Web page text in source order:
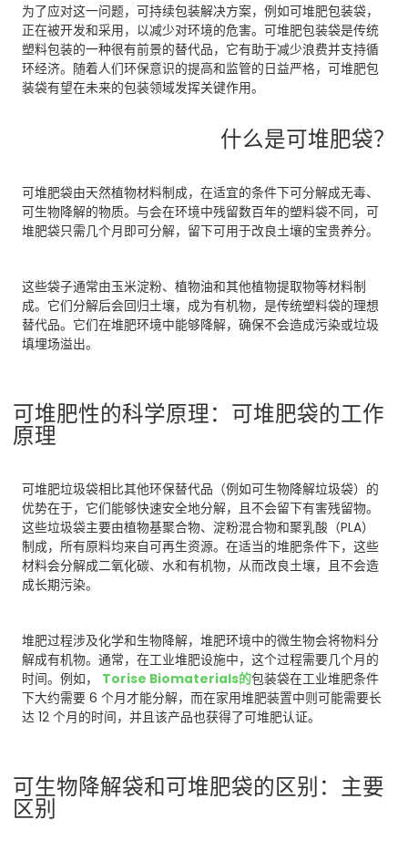
为了应对这一问题，可持续包装解决方案，例如可堆肥包装袋，
正在被开发和采用，以减少对环境的危害。可堆肥包装袋是传统
塑料包装的一种很有前景的替代品，它有助于减少浪费并支持循
环经济。随着人们环保意识的提高和监管的日益严格，可堆肥包
装袋有望在未来的包装领域发挥关键作用。
什么是可堆肥袋？
可堆肥袋由天然植物材料制成，在适宜的条件下可分解成无毒、
可生物降解的物质。与会在环境中残留数百年的塑料袋不同，可
堆肥袋只需几个月即可分解，留下可用于改良土壤的宝贵养分。
这些袋子通常由玉米淀粉、植物油和其他植物提取物等材料制
成。它们分解后会回归土壤，成为有机物，是传统塑料袋的理想
替代品。它们在堆肥环境中能够降解，确保不会造成污染或垃圾
填埋场溢出。
可堆肥性的科学原理：可堆肥袋的工作
原理
可堆肥垃圾袋相比其他环保替代品（例如可生物降解垃圾袋）的
优势在于，它们能够快速安全地分解，且不会留下有害残留物。
这些垃圾袋主要由植物基聚合物、淀粉混合物和聚乳酸（PLA）
制成，所有原料均来自可再生资源。在适当的堆肥条件下，这些
材料会分解成二氧化碳、水和有机物，从而改良土壤，且不会造
成长期污染。
堆肥过程涉及化学和生物降解，堆肥环境中的微生物会将物料分
解成有机物。通常，在工业堆肥设施中，这个过程需要几个月的
时间。例如， Torise Biomaterials的包装袋在工业堆肥条件
下大约需要 6 个月才能分解，而在家用堆肥装置中则可能需要长
达 12 个月的时间，并且该产品也获得了可堆肥认证。
可生物降解袋和可堆肥袋的区别：主要
区别